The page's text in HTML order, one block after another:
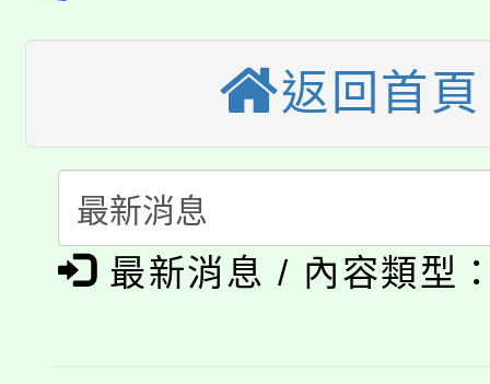
田徑場及游泳池舉行。
視費優惠，中低收入戶
半價優惠，詳情可洽有
者。
大園自造教育及科技
份教師增能研習
份教師研習
淨零綠生活教案入校路
會
公告本校115學年度第
代理(課)教師甄選結果
「本色祭」8/29、30在
返回首頁
最新消息 / 內容類型